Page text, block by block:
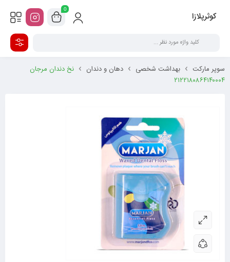
کوثرپلازا
0
سوپر مارکت بهداشت شخصی دهان و دندان
نخ دندان مرجان
۲۱۲۲۱۸۰۸۶۴۱۴۰۰۰۴